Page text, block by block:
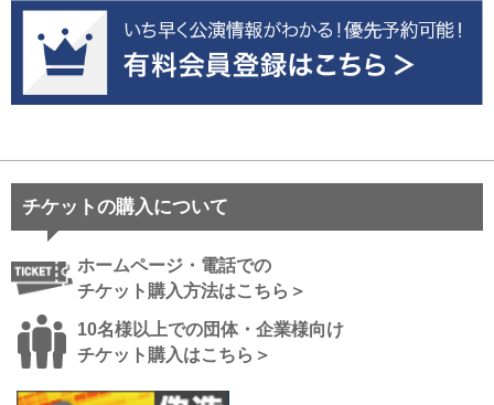
チケットの購入について
ホームページ・電話での
チケット購入方法はこちら＞
10名様以上での団体・企業様向け
チケット購入はこちら＞